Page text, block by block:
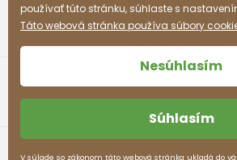
používať túto stránku, súhlaste s
Táto webová stránka používa súbory
Nesúhlasím
Súhlasím
V súlade so zákonom táto webová stránka ukladá do